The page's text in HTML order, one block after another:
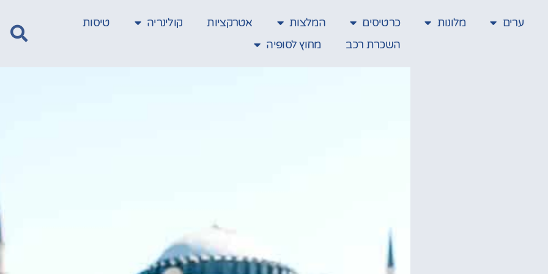
ערים מלונות כרטיסים המלצות אטרקציות קולינריה
טיסות
השכרת רכב
מחוץ לסופיה